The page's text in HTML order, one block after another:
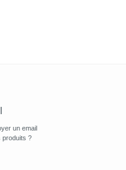
un email
produits ?